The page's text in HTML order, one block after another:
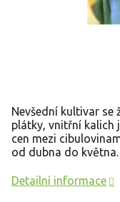
Nevšední kultivar
plátky, vnitřní kalich
cen mezi
od dubna do května.
Detailní informace